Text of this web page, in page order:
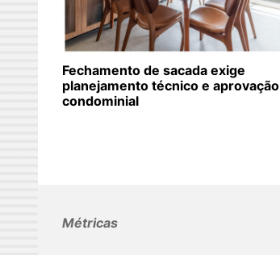
Fechamento de sacada exige
planejamento técnico e aprovação
condominial
Métricas